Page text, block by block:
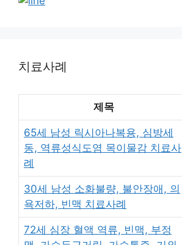
치료사례
제목
65세 남성 릭시아나복용, 심방세
동, 역류성식도염 목이물감 치료사
례
30세 남성 소화불량, 불안장애, 의
욕저하, 빈맥 치료사례
72세 심장 혈액 역류, 빈맥, 부정